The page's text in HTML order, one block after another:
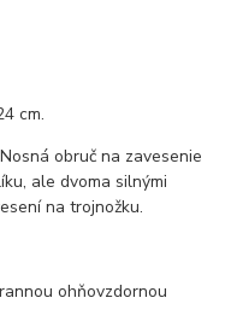
cm.
obruč na zavesenie
ale dvoma silnými
na trojnožku.
ohňovzdornou